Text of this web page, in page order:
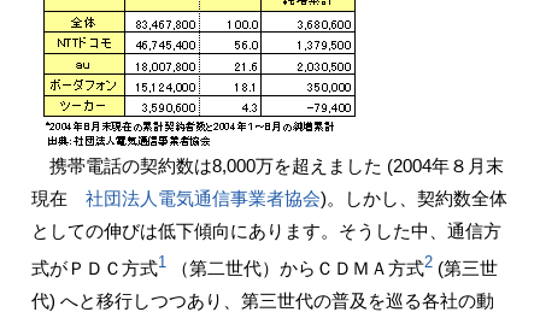
携帯電話の契約数は8,000万を超えました (2004年８月末
現在社団法人電気通信事業者協会)。しかし、契約数全体
としての伸びは低下傾向にあります。そうした中、通信方
式がＰＤＣ方式1 （第二世代）からＣＤＭＡ方式2 (第三世
代) へと移行しつつあり、第三世代の普及を巡る各社の動